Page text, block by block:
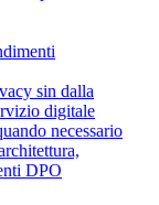
sin dalla
digitale
necessario
DPO